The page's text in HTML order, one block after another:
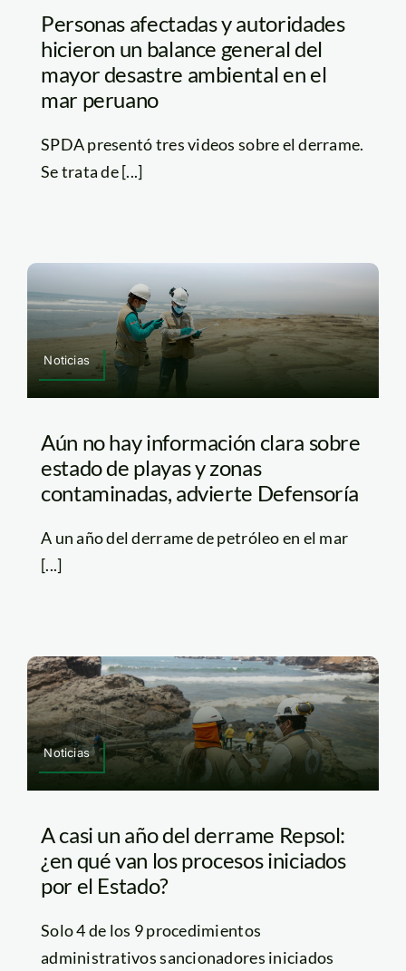
Personas afectadas y autoridades
hicieron un balance general del
mayor desastre ambiental en el
mar peruano
SPDA presentó tres videos sobre el derrame.
Se trata de [...]
Noticias
Aún no hay información clara sobre
estado de playas y zonas
contaminadas, advierte Defensoría
A un año del derrame de petróleo en el mar
[...]
Noticias
A casi un año del derrame Repsol:
¿en qué van los procesos iniciados
por el Estado?
Solo 4 de los 9 procedimientos
administrativos sancionadores iniciados